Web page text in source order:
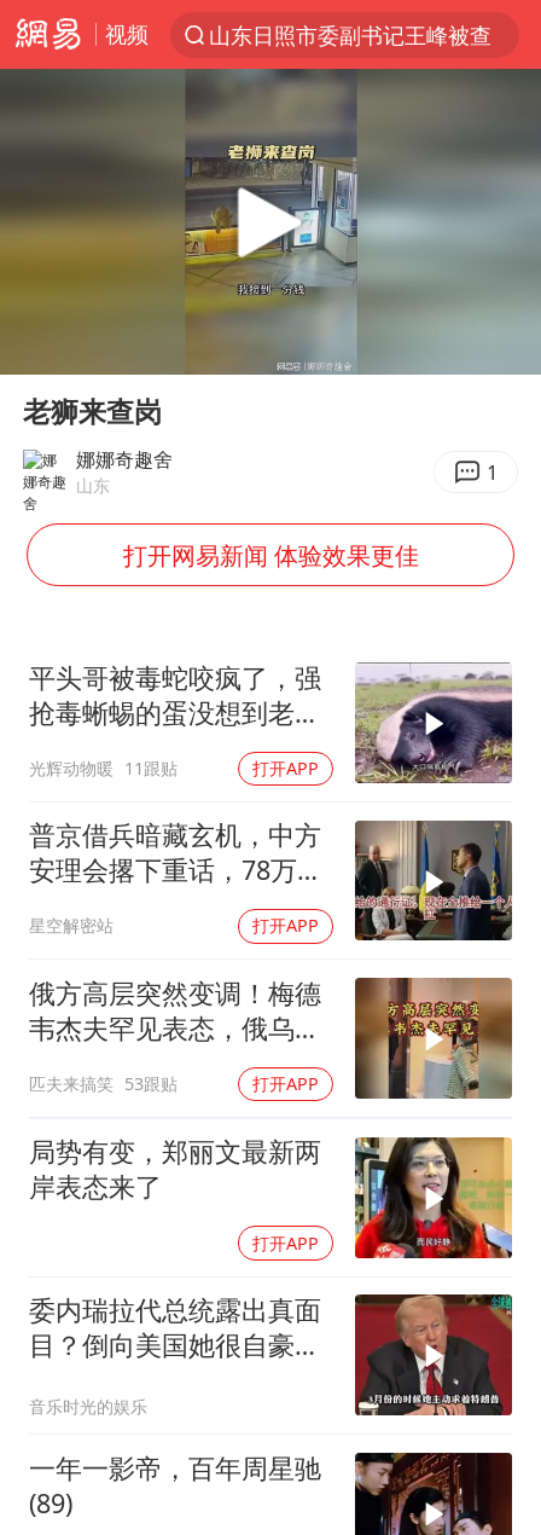
视频
山东日照市委副书记王峰被查
探寻“技能+”促就业创业新路
店主遭女子“鬼手”换钞
美国退回1000亿美元关税
38岁山东财大教授刘海明逝世
河南试行周五下午弹性离岗
41岁女子为鼓励女儿考上985研究生
香港殿堂级填词人黎彼得因病离世 终年76岁
南太行山失联女孩最后信号不在山林
李亚鹏向地铁吐血女孩捐99999元
余承东口误将24999元电脑报成2499
总书记关心百姓身边这些民生大事
Play
老狮来查岗
娜娜奇趣舍
山东 1
打开网易新闻 体验效果更佳
平头哥被毒蛇咬疯了，强
抢毒蜥蜴的蛋没想到老婆
光辉动物暖 11跟贴 打开APP
普京借兵暗藏玄机，中方
安理会撂下重话，78万件
星空解密站 打开APP
俄方高层突然变调！梅德
韦杰夫罕见表态，俄乌战
匹夫来搞笑 53跟贴 打开APP
局势有变，郑丽文最新两
岸表态来了
打开APP
委内瑞拉代总统露出真面
目？倒向美国她很自豪
总统罗德里格斯竟突然开
炮怒点马杜罗，扬言马杜
罗的外交政策简直
音乐时光的娱乐
一年一影帝，百年周星驰
(89)